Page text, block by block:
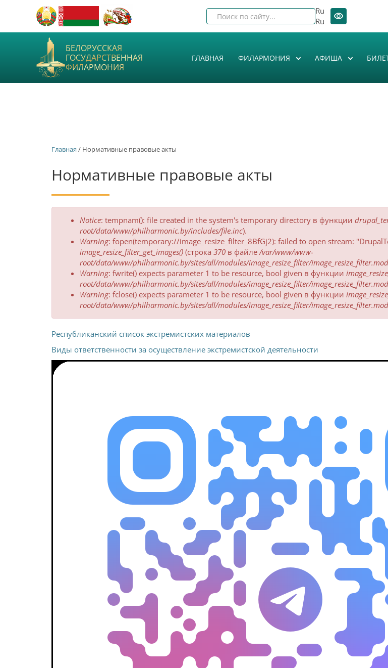
Ru
Ru
БЕЛОРУССКАЯ
ГОСУДАРСТВЕННАЯ
ФИЛАРМОНИЯ
ГЛАВНАЯ ФИЛАРМОНИЯ АФИША
Главная / Нормативные правовые акты
Нормативные правовые акты
Сообщение
ошибке
Notice: tempnam(): file created in the system's temporary directory в функции
root/data/www/philharmonic.by/includes/file.inc).
Warning: fopen(temporary://image_resize_filter_8BfGj2): failed to open stream:
image_resize_filter_get_images() (строка 370 в файле/var/www/www-
root/data/www/philharmonic.by/sites/all/modules/image_resize_filter/
Warning: fwrite() expects parameter 1 to be resource, bool given в функции
root/data/www/philharmonic.by/sites/all/modules/image_resize_filter/
Warning: fclose() expects parameter 1 to be resource, bool given в функции
root/data/www/philharmonic.by/sites/all/modules/image_resize_filter/
Республиканский список экстремистских материалов
Виды ответственности за осуществление экстремистской деятельности